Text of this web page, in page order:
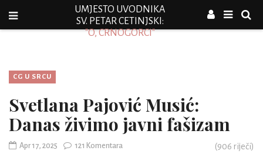
UMJESTO UVODNIKA
SV. PETAR CETINJSKI:
"O, CRNOGORCI"
CG U SRCU
Svetlana Pajović Musić:
Danas živimo javni fašizam
Apr 17, 2025 121 Komentara (906 riječi)